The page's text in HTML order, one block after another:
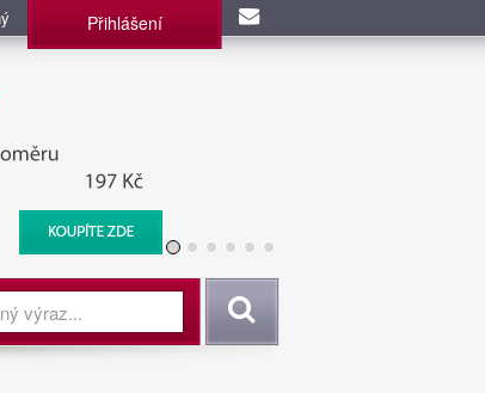
Přihlášení
Zpravodajské
Vyhledat